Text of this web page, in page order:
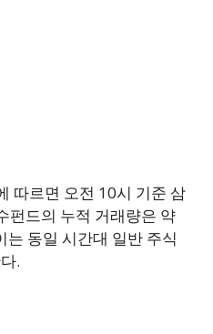
따르면 오전 10시 기준 삼
펀드의 누적 거래량은 약
는 동일 시간대 일반 주식
.